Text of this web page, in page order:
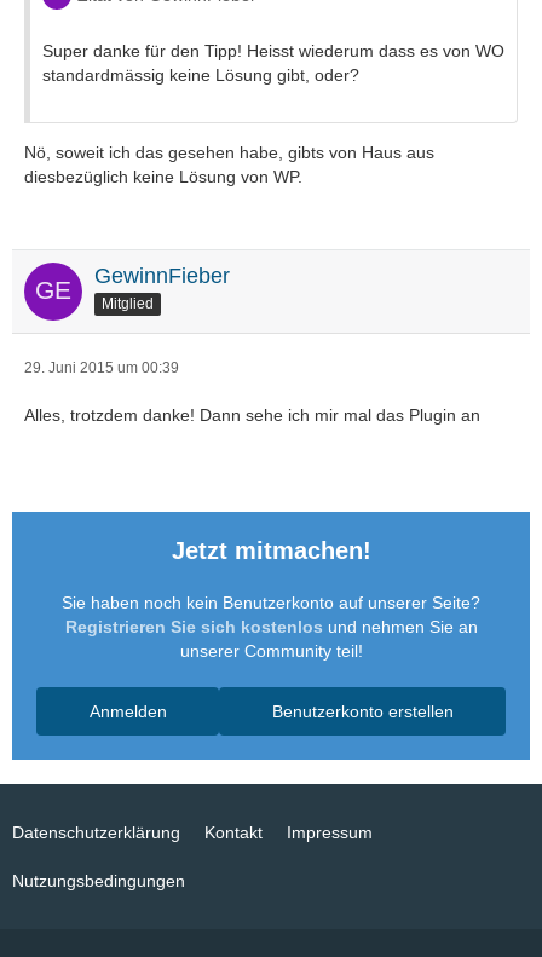
Super danke für den Tipp! Heisst wiederum dass es von WO
standardmässig keine Lösung gibt, oder?
Nö, soweit ich das gesehen habe, gibts von Haus aus
diesbezüglich keine Lösung von WP.
GewinnFieber
Mitglied
29. Juni 2015 um 00:39
Alles, trotzdem danke! Dann sehe ich mir mal das Plugin an
Jetzt mitmachen!
Sie haben noch kein Benutzerkonto auf unserer Seite?
Registrieren Sie sich kostenlos und nehmen Sie an
unserer Community teil!
Benutzerkonto erstellen
Anmelden
Datenschutzerklärung Kontakt Impressum
Nutzungsbedingungen